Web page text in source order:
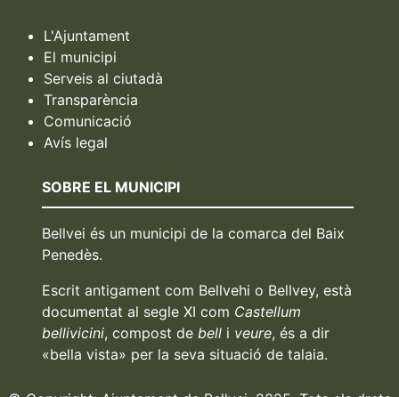
L'Ajuntament
El municipi
Serveis al ciutadà
Transparència
Comunicació
Avís legal
SOBRE EL MUNICIPI
Bellvei és un municipi de la comarca del Baix
Penedès.
Escrit antigament com Bellvehi o Bellvey, està
documentat al segle XI com Castellum
bellivicini, compost de belli veure, és a dir
«bella vista» per la seva situació de talaia.